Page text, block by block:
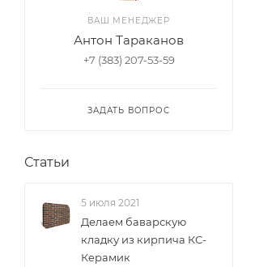
ВАШ МЕНЕДЖЕР
Антон Тараканов
+7 (383) 207-53-59
ЗАДАТЬ ВОПРОС
Статьи
5 июля 2021
Делаем баварскую
кладку из кирпича КС-
Керамик